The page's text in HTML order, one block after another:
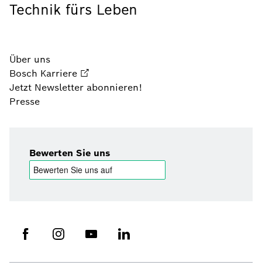
Technik fürs Leben
Über uns
Bosch Karriere
Jetzt Newsletter abonnieren!
Presse
Bewerten Sie uns